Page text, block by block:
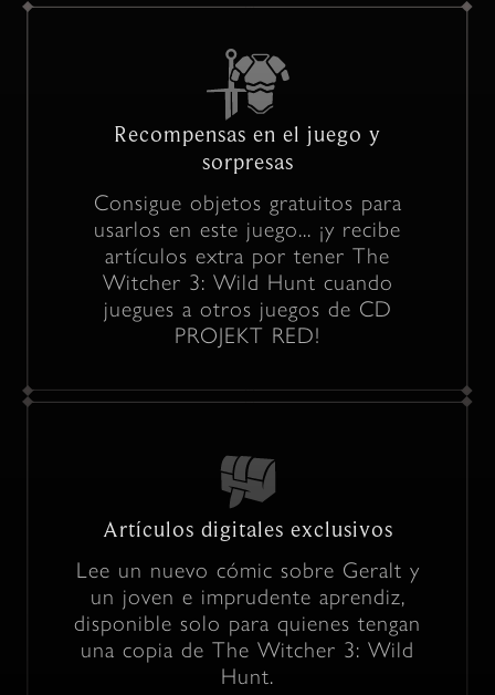
Recompensas en el juego y
sorpresas
Consigue objetos gratuitos para
usarlos en este juego... ¡y recibe
artículos extra por tener The
Witcher 3: Wild Hunt cuando
juegues a otros juegos de CD
PROJEKT RED!
Artículos digitales exclusivos
Lee un nuevo cómic sobre Geralt y
un joven e imprudente aprendiz,
disponible solo para quienes tengan
una copia de The Witcher 3: Wild
Hunt.